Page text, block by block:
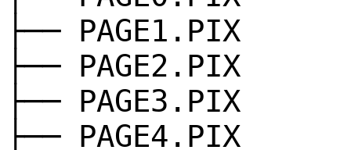
├── PAGE1.PIX
├── PAGE2.PIX
├── PAGE3.PIX
├── PAGE4.PIX